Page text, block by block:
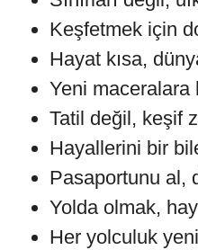
Keşfetmek için
Hayat kısa,
Yeni maceralara
Tatil değil, keşif
Hayallerini bir
Pasaportunu al,
Yolda olmak,
Her yolculuk